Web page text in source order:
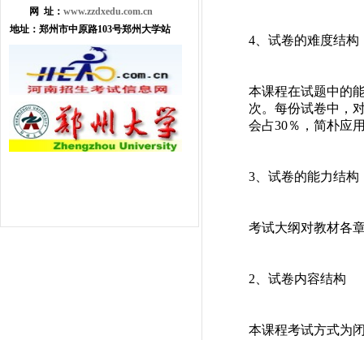
网 址： www.zzdxedu.com.cn
地址： 郑州市中原路103号郑州大学站
4、试卷的难度结构
本课程在试题中的
次。每份试卷中，
会占30％，简朴应
3、试卷的能力结构
考试大纲对教材各
2、试卷内容结构
本课程考试方式为